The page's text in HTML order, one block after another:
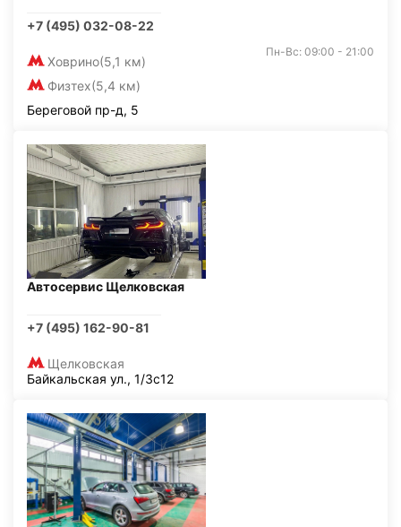
+7 (495) 032-08-22
Ховрино(5,1 км)
Физтех(5,4 км)
Пн-Вс: 09:00 - 21:00
Береговой пр-д, 5
Автосервис Щелковская
+7 (495) 162-90-81
Щелковская
Байкальская ул., 1/3с12